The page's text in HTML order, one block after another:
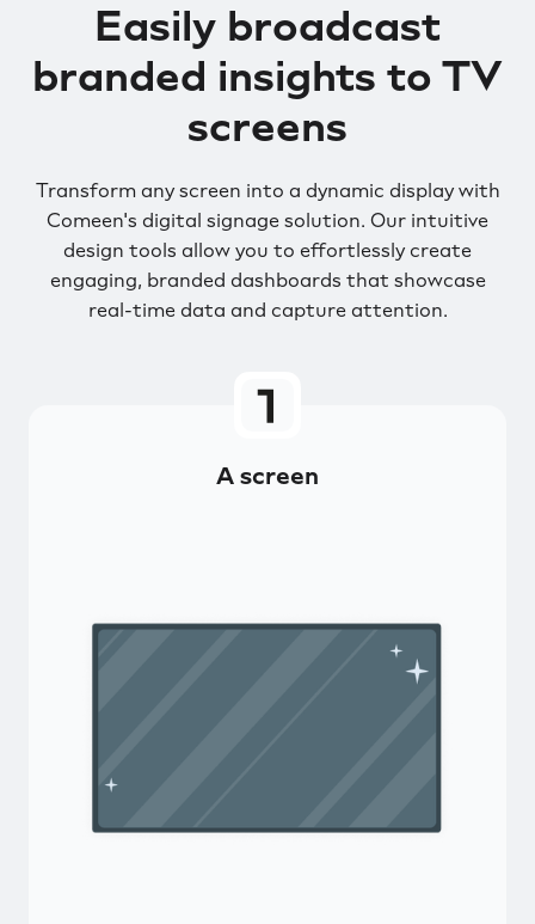
Easily broadcast
branded insights to TV
screens
Transform any screen into a dynamic display with
Comeen's digital signage solution. Our intuitive
design tools allow you to effortlessly create
engaging, branded dashboards that showcase
real-time data and capture attention.
A screen